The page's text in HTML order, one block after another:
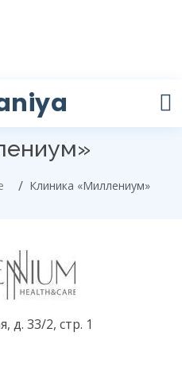
Клиника «Миллениум»
д. 33/2, стр. 1